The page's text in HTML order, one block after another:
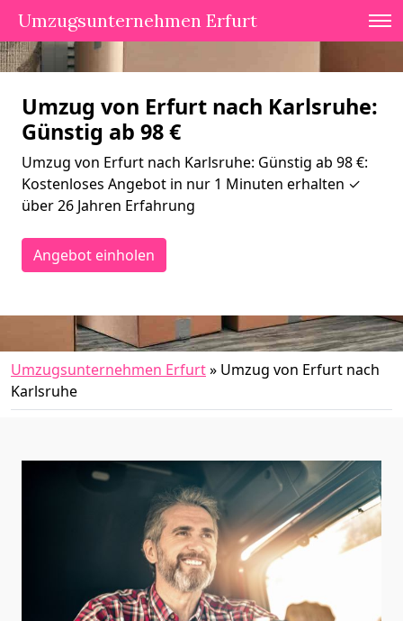
Umzugsunternehmen Erfurt
Umzug von Erfurt nach Karlsruhe:
Günstig ab 98 €
Umzug von Erfurt nach Karlsruhe: Günstig ab 98 €:
Kostenloses Angebot in nur 1 Minuten erhalten ✓
über 26 Jahren Erfahrung
Angebot einholen
Umzugsunternehmen Erfurt» Umzug von Erfurt nach
Karlsruhe